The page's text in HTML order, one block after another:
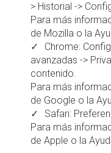
> Historial ->
Para más
de Mozilla o la
Chrome:
avanzadas ->
contenido.
Para más
de Google o la
Safari:
Para más
de Apple o la